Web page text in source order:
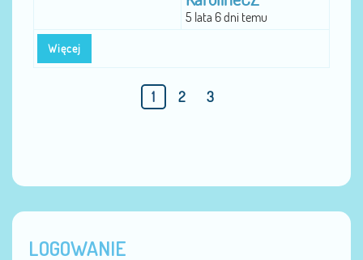
Więcej
5 lata 6 dni temu
1 2 3
LOGOWANIE